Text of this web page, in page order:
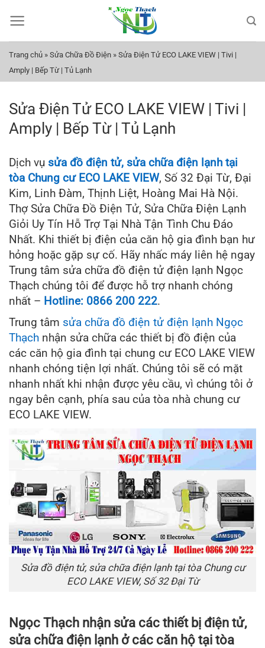
qua
nội
dung
Trang chủ » Sửa Chữa Đồ Điện » Sửa Điện Tử ECO LAKE VIEW | Tivi |
Amply | Bếp Từ | Tủ Lạnh
Sửa Điện Tử ECO LAKE VIEW | Tivi |
Amply | Bếp Từ | Tủ Lạnh
Dịch vụ sửa đồ điện tử, sửa chữa điện lạnh tại
tòa Chung cư ECO LAKE VIEW, Số 32 Đại Từ, Đại
Kim, Linh Đàm, Thịnh Liệt, Hoàng Mai Hà Nội.
Thợ Sửa Chữa Đồ Điện Tử, Sửa Chữa Điện Lạnh
Giỏi Uy Tín Hỗ Trợ Tại Nhà Tận Tình Chu Đáo
Nhất. Khi thiết bị điện của căn hộ gia đình bạn hư
hỏng hoặc gặp sự cố. Hãy nhấc máy liên hệ ngay
Trung tâm sửa chữa đồ điện tử điện lạnh Ngọc
Thạch chúng tôi để được hỗ trợ nhanh chóng
nhất – Hotline: 0866 200 222.
Trung tâm sửa chữa đồ điện tử điện lạnh Ngọc
Thạch nhận sửa chữa các thiết bị đồ điện của
các căn hộ gia đình tại chung cư ECO LAKE VIEW
nhanh chóng tiện lợi nhất. Chúng tôi sẽ có mặt
nhanh nhất khi nhận được yêu cầu, vì chúng tôi ở
ngay bên cạnh, phía sau của tòa nhà chung cư
ECO LAKE VIEW.
Sửa đồ điện tử, sửa chữa điện lạnh tại tòa Chung cư
ECO LAKE VIEW, Số 32 Đại Từ
Ngọc Thạch nhận sửa các thiết bị điện tử,
sửa chữa điện lạnh ở các căn hộ tại tòa